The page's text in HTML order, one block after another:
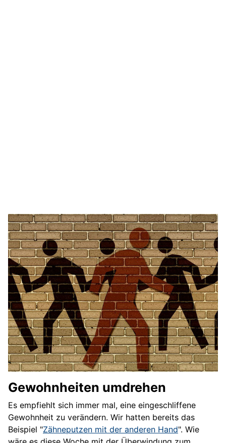
Gewohnheiten umdrehen
Es empfiehlt sich immer mal, eine eingeschliffene
Gewohnheit zu verändern. Wir hatten bereits das
Beispiel "Zähneputzen mit der anderen Hand". Wie